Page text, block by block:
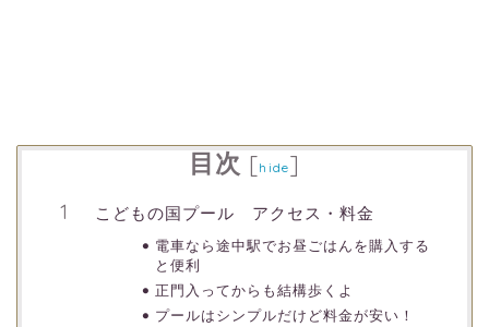
目次 [hide]
こどもの国プール アクセス・料金
電車なら途中駅でお昼ごはんを購入する
と便利
正門入ってからも結構歩くよ
プールはシンプルだけど料金が安い！